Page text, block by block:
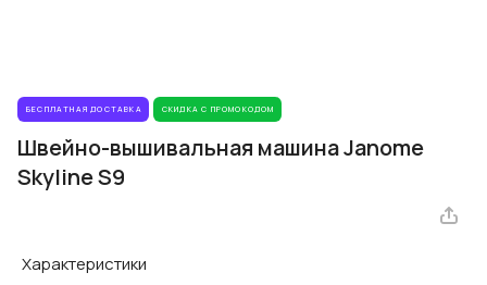
БЕСПЛАТНАЯ ДОСТАВКА СКИДКА С ПРОМОКОДОМ
Швейно-вышивальная машина Janome
Skyline S9
Характеристики